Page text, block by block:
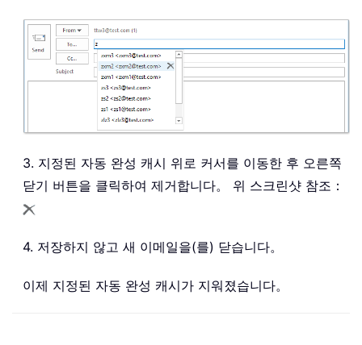
3. 지정된 자동 완성 캐시 위로 커서를 이동한 후 오른쪽
닫기 버튼을 클릭하여 제거합니다。 위 스크린샷 참조：
4. 저장하지 않고 새 이메일을(를) 닫습니다。
이제 지정된 자동 완성 캐시가 지워졌습니다。